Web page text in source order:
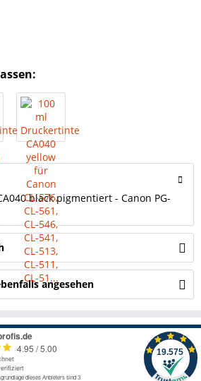
black pigmentiert - Canon PG-
angesehen